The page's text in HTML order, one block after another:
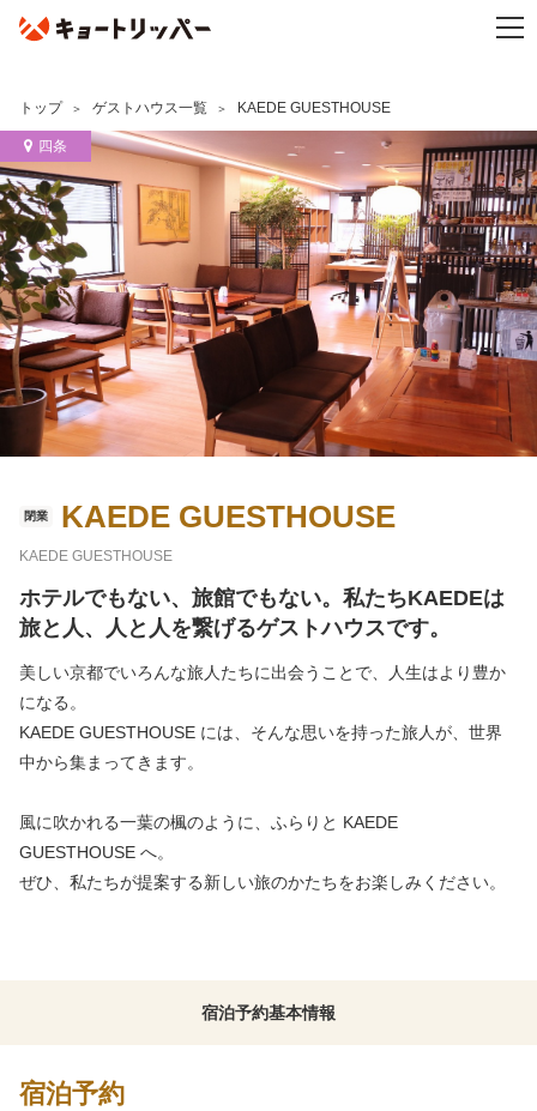
トップ ゲストハウス一覧 KAEDE GUESTHOUSE
閉業 KAEDE GUESTHOUSE
KAEDE GUESTHOUSE
四条
ホテルでもない、旅館でもない。私たちKAEDEは
旅と人、人と人を繋げるゲストハウスです。
美しい京都でいろんな旅人たちに出会うことで、人生はより豊か
になる。
KAEDE GUESTHOUSE には、そんな思いを持った旅人が、世界
中から集まってきます。
風に吹かれる一葉の楓のように、ふらりと KAEDE
GUESTHOUSE へ。
ぜひ、私たちが提案する新しい旅のかたちをお楽しみください。
宿泊予約基本情報
宿泊予約